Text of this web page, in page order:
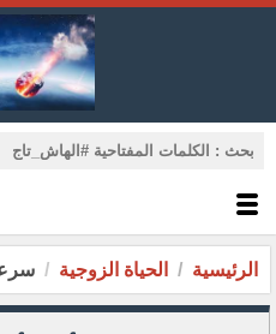
الرئيسية الحياة الزوجية